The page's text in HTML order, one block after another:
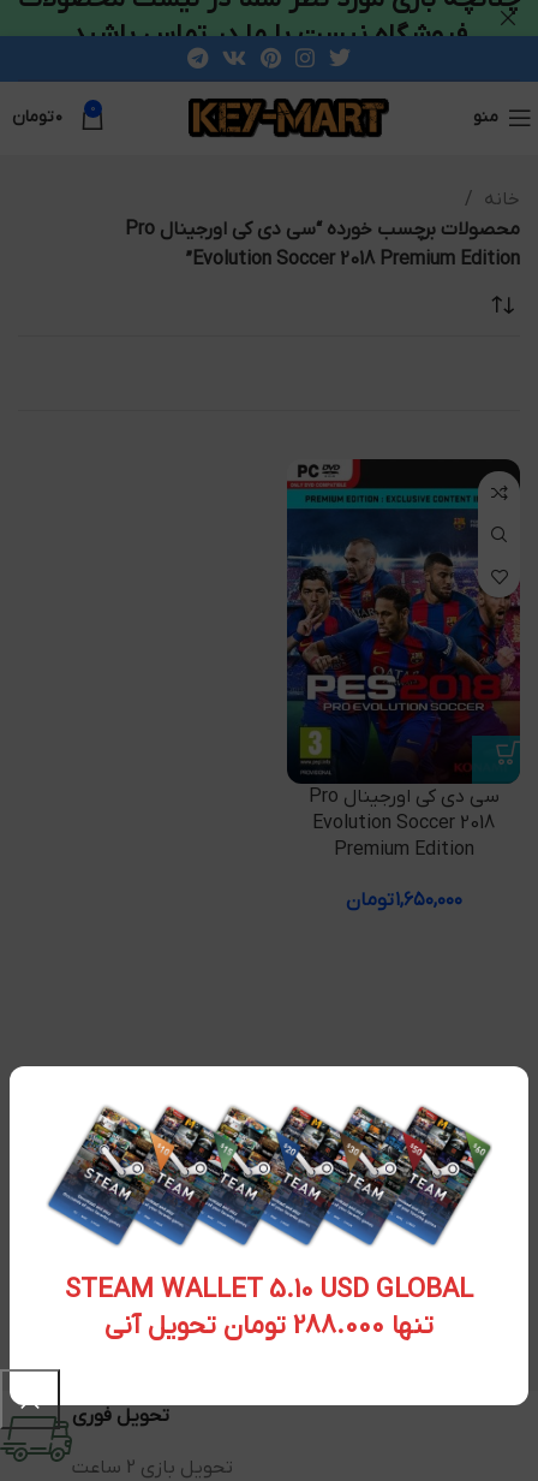
STEAM WALLET 5.10 USD GLOBAL
تنها 288.000 تومان تحویل آنی
منو 0 ۰تومان
خانه
محصولات برچسب خورده “سی دی کی اورجینال Pro
Evolution Soccer 2018 Premium Edition”
سی دی کی اورجینال Pro
Evolution Soccer 2018
Premium Edition
۱,۶۵۰,۰۰۰تومان
تحویل فوری
تحویل بازی 2 ساعت
فروشگاه نیست با ما در تماس باشید